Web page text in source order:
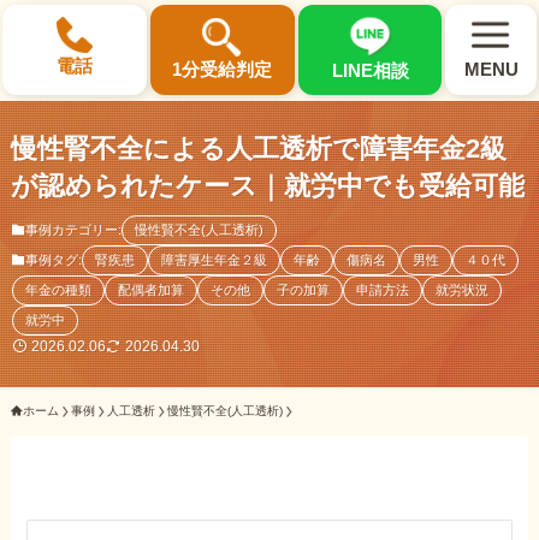
電話 1分受給判定 LINE相談 MENU
×
選ばれる3つの理由
初回相談料0円・受給後報酬型
サポート料金について
慢性腎不全による人工透析で障害年金2級
が認められたケース｜就労中でも受給可能
事例カテゴリー: 慢性賢不全(人工透析)
事例タグ: 腎疾患 障害厚生年金２級 年齢 傷病名 男性 ４０代
年金の種類 配偶者加算 その他 子の加算 申請方法 就労状況
就労中
2026.02.06 2026.04.30
ホーム 事例 人工透析 慢性賢不全(人工透析)